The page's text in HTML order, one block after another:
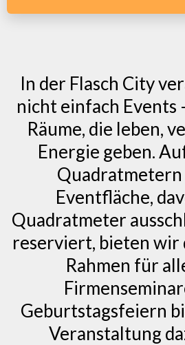
In der Flasch City
nicht einfach Events
Räume, die leben,
Energie geben.
Eventfläche,
Quadratmeter
reserviert, bieten wir
Rahmen für
Geburtstagsfeiern
Veranstaltung